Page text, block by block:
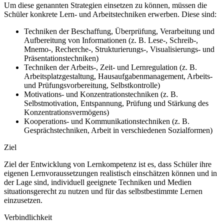
Um diese genannten Strategien einsetzen zu können, müssen die
Schüler konkrete Lern- und Arbeitstechniken erwerben. Diese sind:
Techniken der Beschaffung, Überprüfung, Verarbeitung und
Aufbereitung von Informationen (z. B. Lese-, Schreib-,
Mnemo-, Recherche-, Strukturierungs-, Visualisierungs- und
Präsentationstechniken)
Techniken der Arbeits-, Zeit- und Lernregulation (z. B.
Arbeitsplatzgestaltung, Hausaufgabenmanagement, Arbeits-
und Prüfungsvorbereitung, Selbstkontrolle)
Motivations- und Konzentrationstechniken (z. B.
Selbstmotivation, Entspannung, Prüfung und Stärkung des
Konzentrationsvermögens)
Kooperations- und Kommunikationstechniken (z. B.
Gesprächstechniken, Arbeit in verschiedenen Sozialformen)
Ziel
Ziel der Entwicklung von Lernkompetenz ist es, dass Schüler ihre
eigenen Lernvoraussetzungen realistisch einschätzen können und in
der Lage sind, individuell geeignete Techniken und Medien
situationsgerecht zu nutzen und für das selbstbestimmte Lernen
einzusetzen.
Verbindlichkeit